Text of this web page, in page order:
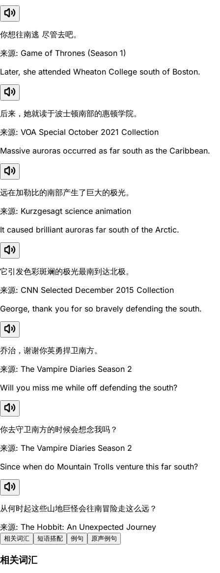
你想往南逃 尽管去吧。
来源: Game of Thrones (Season 1)
Later, she attended Wheaton College south of Boston.
后来，她就读于波士顿南部的惠顿学院。
来源: VOA Special October 2021 Collection
Massive auroras occurred as far south as the Caribbean.
远在加勒比的南部产生了巨大的极光。
来源: Kurzgesagt science animation
It caused brilliant auroras far south of the Arctic.
它引发色彩斑斓的极光最南到达北极。
来源: CNN Selected December 2015 Collection
George, thank you for so bravely defending the south.
乔治，谢谢你英勇捍卫南方。
来源: The Vampire Diaries Season 2
Will you miss me while off defending the south?
你去守卫南方的时候会想念我吗？
来源: The Vampire Diaries Season 2
Since when do Mountain Trolls venture this far south?
从何时起这些山地巨怪会往南冒险走这么远？
来源: The Hobbit: An Unexpected Journey
相关词汇 短语搭配 例句 原声例句
相关词汇